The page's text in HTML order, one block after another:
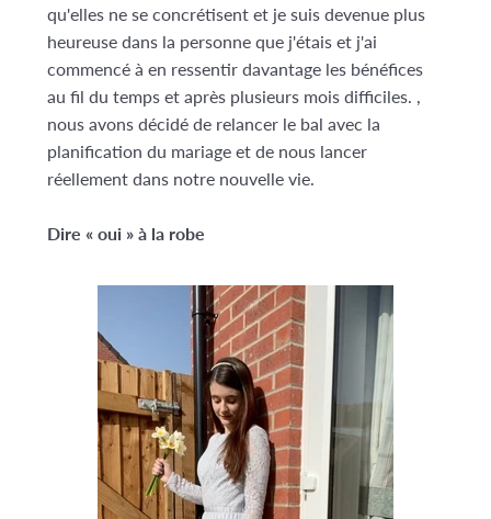
qu'elles ne se concrétisent et je suis devenue plus
heureuse dans la personne que j'étais et j'ai
commencé à en ressentir davantage les bénéfices
au fil du temps et après plusieurs mois difficiles. ,
nous avons décidé de relancer le bal avec la
planification du mariage et de nous lancer
réellement dans notre nouvelle vie.
Dire « oui » à la robe